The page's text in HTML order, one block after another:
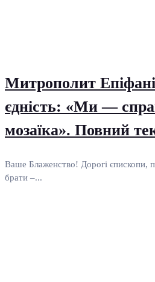
Митрополит
єдність: «Ми —
мозаїка». Повний
Ваше Блаженство! Дорогі єпископи,
брати –...